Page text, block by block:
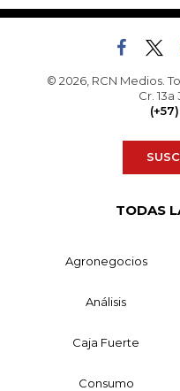
© 2026, RCN Medios.
Cr.
TODAS
Agronegocios
Análisis
Caja Fuerte
Consumo